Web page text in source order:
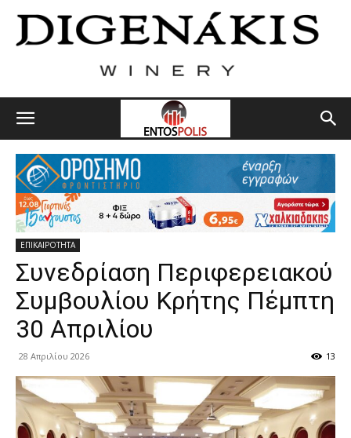
ΕΠΙΚΑΙΡΟΤΗΤΑ
Συνεδρίαση Περιφερειακού
Συμβουλίου Κρήτης Πέμπτη
30 Απριλίου
28 Απριλίου 2026 13